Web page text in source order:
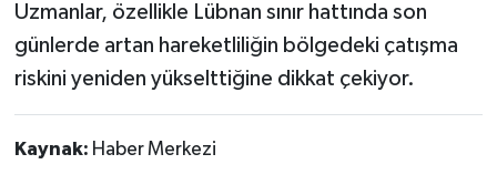
Uzmanlar, özellikle Lübnan sınır hattında son
günlerde artan hareketliliğin bölgedeki çatışma
riskini yeniden yükselttiğine dikkat çekiyor.
Kaynak: Haber Merkezi